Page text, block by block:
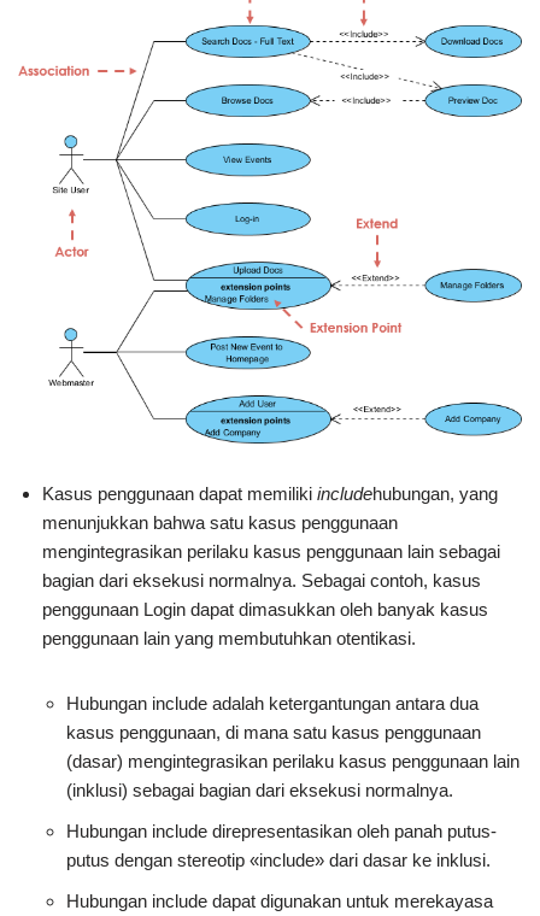
Kasus penggunaan dapat memiliki includehubungan, yang
menunjukkan bahwa satu kasus penggunaan
mengintegrasikan perilaku kasus penggunaan lain sebagai
bagian dari eksekusi normalnya. Sebagai contoh, kasus
penggunaan Login dapat dimasukkan oleh banyak kasus
penggunaan lain yang membutuhkan otentikasi.
Hubungan include adalah ketergantungan antara dua
kasus penggunaan, di mana satu kasus penggunaan
(dasar) mengintegrasikan perilaku kasus penggunaan lain
(inklusi) sebagai bagian dari eksekusi normalnya.
Hubungan include direpresentasikan oleh panah putus-
putus dengan stereotip «include» dari dasar ke inklusi.
Hubungan include dapat digunakan untuk merekayasa